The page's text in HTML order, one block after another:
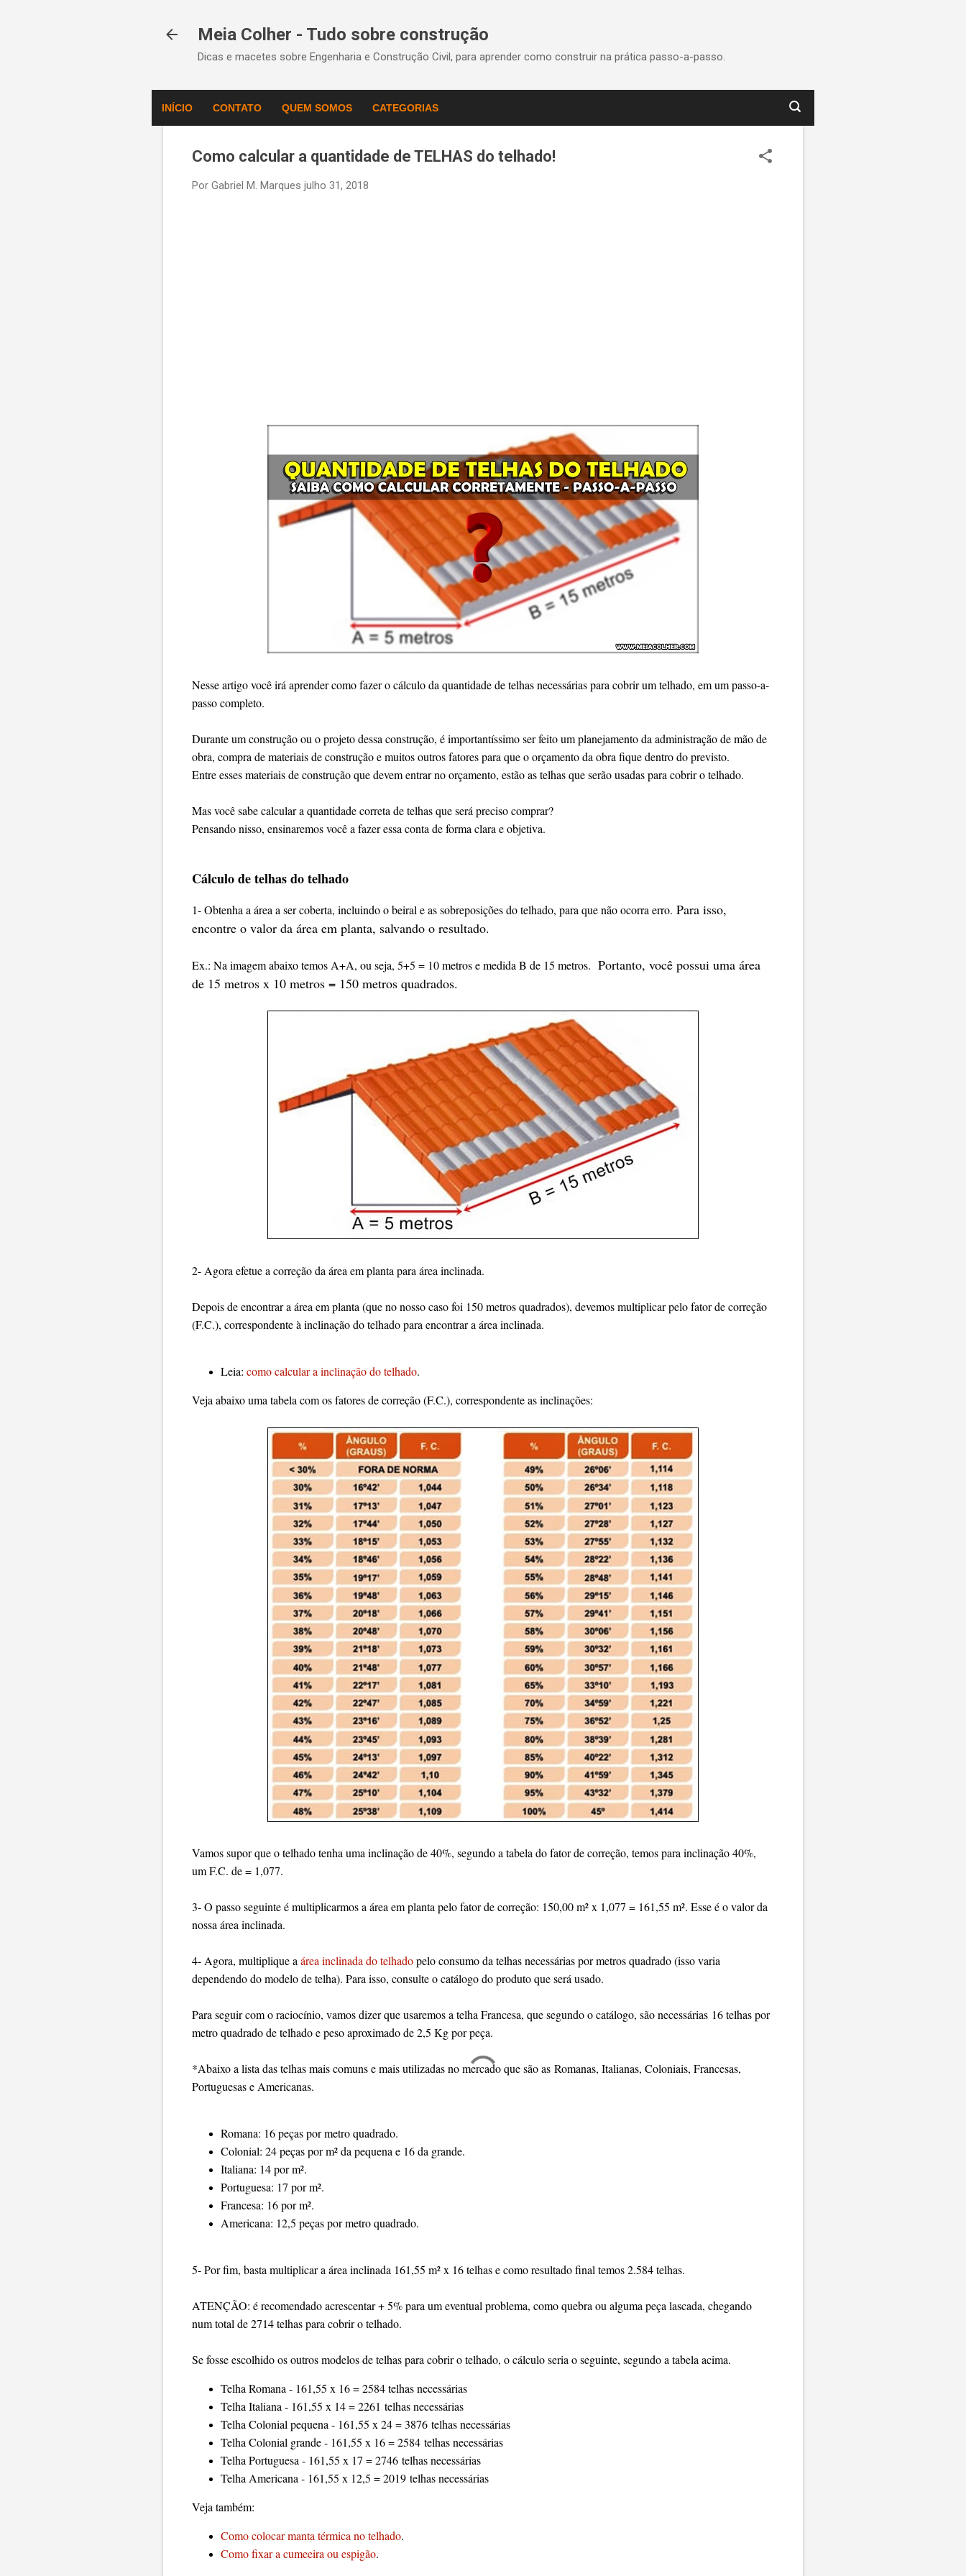
Meia Colher - Tudo sobre construção
Dicas e macetes sobre Engenharia e Construção Civil, para aprender como construir na prática passo-a-passo.
INÍCIO CONTATO QUEM SOMOS CATEGORIAS
Como calcular a quantidade de TELHAS do telhado!
Por Gabriel M. Marques julho 31, 2018
Nesse artigo você irá aprender como fazer o cálculo da quantidade de telhas necessárias para cobrir um telhado, em um passo-a-
passo completo.
Durante um construção ou o projeto dessa construção, é importantíssimo ser feito um planejamento da administração de mão de
obra, compra de materiais de construção e muitos outros fatores para que o orçamento da obra fique dentro do previsto.
Entre esses materiais de construção que devem entrar no orçamento, estão as telhas que serão usadas para cobrir o telhado.
Mas você sabe calcular a quantidade correta de telhas que será preciso comprar?
Pensando nisso, ensinaremos você a fazer essa conta de forma clara e objetiva.
Cálculo de telhas do telhado
1- Obtenha a área a ser coberta, incluindo o beiral e as sobreposições do telhado, para que não ocorra erro. Para isso,
encontre o valor da área em planta, salvando o resultado.
Ex.: Na imagem abaixo temos A+A, ou seja, 5+5 = 10 metros e medida B de 15 metros. Portanto, você possui uma área
de 15 metros x 10 metros = 150 metros quadrados.
2- Agora efetue a correção da área em planta para área inclinada.
Depois de encontrar a área em planta (que no nosso caso foi 150 metros quadrados), devemos multiplicar pelo fator de correção
(F.C.), correspondente à inclinação do telhado para encontrar a área inclinada.
Leia: como calcular a inclinação do telhado.
Veja abaixo uma tabela com os fatores de correção (F.C.), correspondente as inclinações:
Vamos supor que o telhado tenha uma inclinação de 40%, segundo a tabela do fator de correção, temos para inclinação 40%,
um F.C. de = 1,077.
3- O passo seguinte é multiplicarmos a área em planta pelo fator de correção: 150,00 m² x 1,077 = 161,55 m². Esse é o valor da
nossa área inclinada.
4- Agora, multiplique a área inclinada do telhadopelo consumo da telhas necessárias por metros quadrado (isso varia
dependendo do modelo de telha). Para isso, consulte o catálogo do produto que será usado.
Para seguir com o raciocínio, vamos dizer que usaremos a telha Francesa, que segundo o catálogo, são necessárias 16 telhas por
metro quadrado de telhado e peso aproximado de 2,5 Kg por peça.
*Abaixo a lista das telhas mais comuns e mais utilizadas no mercado que são as Romanas, Italianas, Coloniais, Francesas,
Portuguesas e Americanas.
Romana: 16 peças por metro quadrado.
Colonial: 24 peças por m² da pequena e 16 da grande.
Italiana: 14 por m².
Portuguesa: 17 por m².
Francesa: 16 por m².
Americana: 12,5 peças por metro quadrado.
5- Por fim, basta multiplicar a área inclinada 161,55 m² x 16 telhas e como resultado final temos 2.584 telhas.
ATENÇÃO: é recomendado acrescentar + 5% para um eventual problema, como quebra ou alguma peça lascada, chegando
num total de 2714 telhas para cobrir o telhado.
Se fosse escolhido os outros modelos de telhas para cobrir o telhado, o cálculo seria o seguinte, segundo a tabela acima.
Telha Romana - 161,55 x 16 = 2584 telhas necessárias
Telha Italiana - 161,55 x 14 = 2261 telhas necessárias
Telha Colonial pequena - 161,55 x 24 = 3876 telhas necessárias
Telha Colonial grande - 161,55 x 16 = 2584 telhas necessárias
Telha Portuguesa - 161,55 x 17 = 2746 telhas necessárias
Telha Americana - 161,55 x 12,5 = 2019 telhas necessárias
Veja também:
Como colocar manta térmica no telhado.
Como fixar a cumeeira ou espigão.